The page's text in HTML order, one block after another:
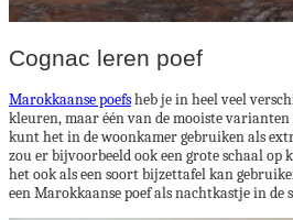
Cognac leren poef
Marokkaanse poefsheb je in heel veel
kleuren, maar één van de mooiste varianten
kunt het in de woonkamer gebruiken als
zou er bijvoorbeeld ook een grote schaal op
het ook als een soort bijzettafel kan
een Marokkaanse poef als nachtkastje in de